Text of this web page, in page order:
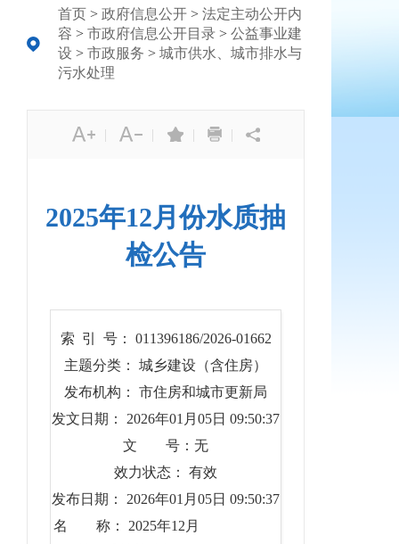
首页 > 政府信息公开 > 法定主动公开内
容 > 市政府信息公开目录 > 公益事业建
设 > 市政服务 > 城市供水、城市排水与
污水处理
| | | |
2025年12月份水质抽
检公告
索 引 号： 011396186/2026-01662
主题分类： 城乡建设（含住房）
发布机构： 市住房和城市更新局
发文日期： 2026年01月05日 09:50:37
文 号：无
效力状态： 有效
发布日期： 2026年01月05日 09:50:37
名 称： 2025年12月